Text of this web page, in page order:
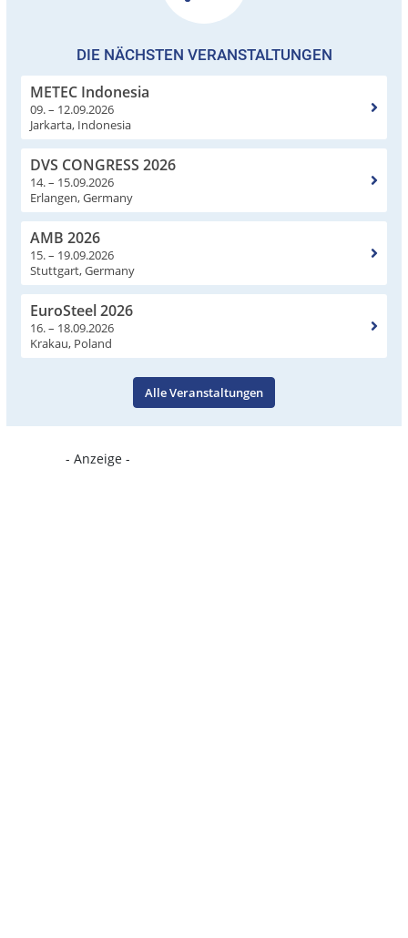
DIE NÄCHSTEN VERANSTALTUNGEN
METEC Indonesia
09. – 12.09.2026
Jarkarta, Indonesia
DVS CONGRESS 2026
14. – 15.09.2026
Erlangen, Germany
AMB 2026
15. – 19.09.2026
Stuttgart, Germany
EuroSteel 2026
16. – 18.09.2026
Krakau, Poland
Alle Veranstaltungen
- Anzeige -